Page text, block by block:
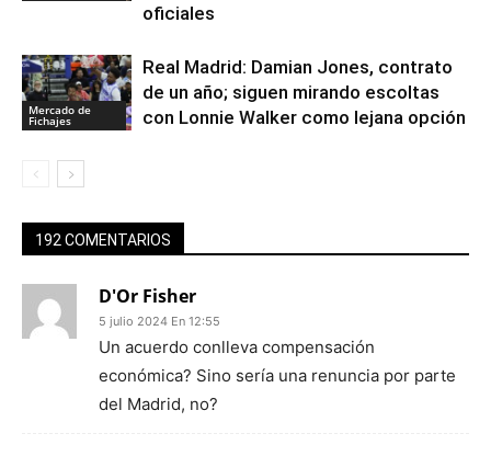
oficiales
Mercado de
Fichajes
Real Madrid: Damian Jones, contrato
de un año; siguen mirando escoltas
con Lonnie Walker como lejana opción
192 COMENTARIOS
D'Or Fisher
5 julio 2024 En 12:55
Un acuerdo conlleva compensación
económica? Sino sería una renuncia por parte
del Madrid, no?